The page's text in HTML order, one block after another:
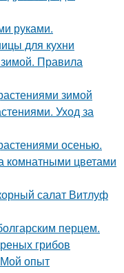
руками.
для кухни
Правила
зимой
Уход за
осенью.
комнатными цветами
салат Витлуф
перцем.
грибов
опыт